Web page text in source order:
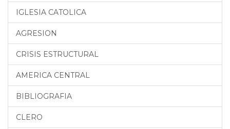
IGLESIA CATOLICA
AGRESION
CRISIS ESTRUCTURAL
AMERICA CENTRAL
BIBLIOGRAFIA
CLERO